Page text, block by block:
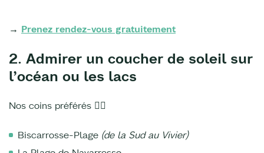
→ Prenez rendez-vous gratuitement
2. Admirer un coucher de soleil sur
l’océan ou les lacs
Nos coins préférés ❤️‍🔥
Biscarrosse-Plage (de la Sud au Vivier)